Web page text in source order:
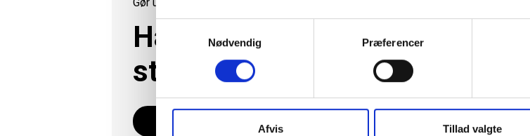
Nødvendig
Præferencer
Afvis Tillad valgte
Havemøbelsæt-
stort udvalg
Giardini havemøbelsæt med